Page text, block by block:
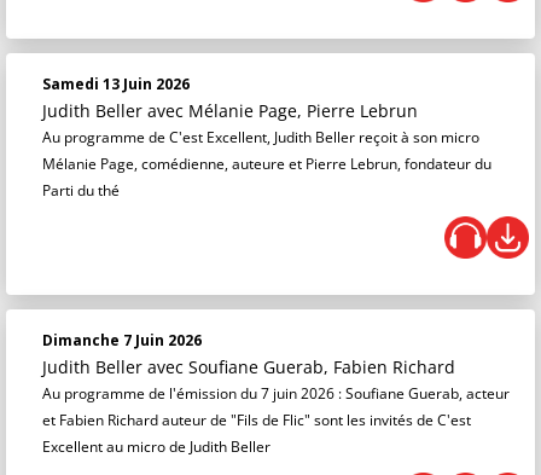
Samedi 13 Juin 2026
Judith Beller avec Mélanie Page, Pierre Lebrun
Au programme de C'est Excellent, Judith Beller reçoit à son micro
Mélanie Page, comédienne, auteure et Pierre Lebrun, fondateur du
Parti du thé
Dimanche 7 Juin 2026
Judith Beller avec Soufiane Guerab, Fabien Richard
Au programme de l'émission du 7 juin 2026 : Soufiane Guerab, acteur
et Fabien Richard auteur de "Fils de Flic" sont les invités de C'est
Excellent au micro de Judith Beller